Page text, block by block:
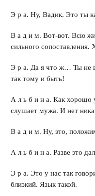
Э р а. Ну, Вадик. Это ты
В а д и м. Вот-вот. Всю
сильного
Э р а. Да я что ж… Ты не
так тому и быть!
А л ь б и н а. Как хорошо
слушает мужа. И нет
В а д и м. Ну, это,
А л ь б и н а. Разве это
Э р а. Это у нас так
близкий. Язык такой.